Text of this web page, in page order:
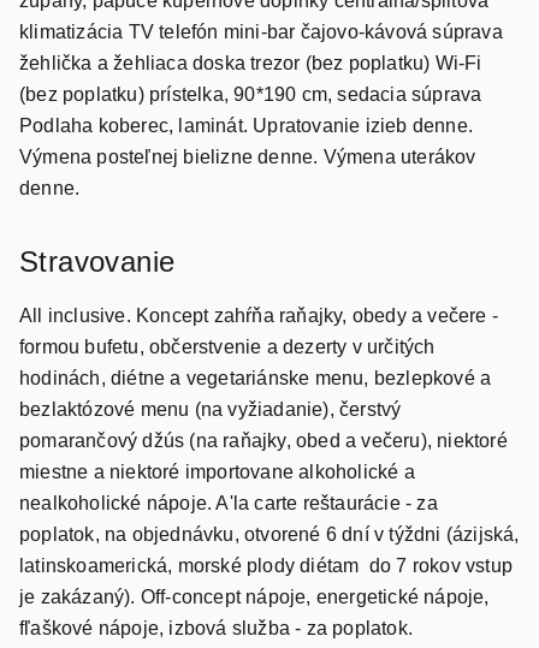
žehlička a žehliaca doska trezor (bez poplatku) Wi-Fi
(bez poplatku) prístelka, 90*190 cm, sedacia súprava
Podlaha koberec, laminát. Upratovanie izieb denne.
Výmena posteľnej bielizne denne. Výmena uterákov
denne.
All inclusive. Koncept zahŕňa raňajky, obedy a večere -
hodinách, diétne a vegetariánske menu, bezlepkové a
bezlaktózové menu (na vyžiadanie), čerstvý
pomarančový džús (na raňajky, obed a večeru), niektoré
miestne a niektoré importovane alkoholické a
nealkoholické nápoje. A'la carte reštaurácie - za
poplatok, na objednávku, otvorené 6 dní v týždni (ázijská,
latinskoamerická, morské plody diétam do 7 rokov vstup
je zakázaný). Off-concept nápoje, energetické nápoje,
fľaškové nápoje, izbová služba - za poplatok.